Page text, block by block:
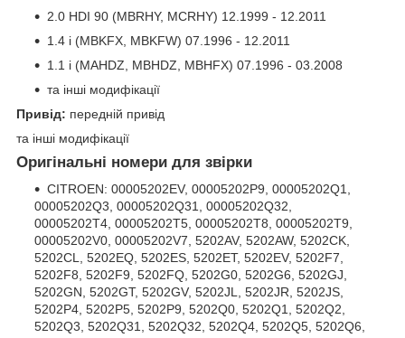
2.0 HDI 90 (MBRHY, MCRHY) 12.1999 - 12.2011
1.4 i (MBKFX, MBKFW) 07.1996 - 12.2011
1.1 i (MAHDZ, MBHDZ, MBHFX) 07.1996 - 03.2008
та інші модифікації
Привід: передній привід
та інші модифікації
Оригінальні номери для звірки
CITROEN: 00005202EV, 00005202P9, 00005202Q1,
00005202Q3, 00005202Q31, 00005202Q32,
00005202T4, 00005202T5, 00005202T8, 00005202T9,
00005202V0, 00005202V7, 5202AV, 5202AW, 5202CK,
5202CL, 5202EQ, 5202ES, 5202ET, 5202EV, 5202F7,
5202F8, 5202F9, 5202FQ, 5202G0, 5202G6, 5202GJ,
5202GN, 5202GT, 5202GV, 5202JL, 5202JR, 5202JS,
5202P4, 5202P5, 5202P9, 5202Q0, 5202Q1, 5202Q2,
5202Q3, 5202Q31, 5202Q32, 5202Q4, 5202Q5, 5202Q6,